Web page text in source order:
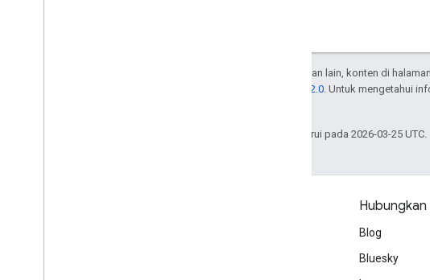
Kecuali dinyatakan lain, konten di
Lisensi Apache 2.0 . Untuk mengetahui
Terakhir diperbarui pada 2026-03-25 UTC.
Hubungkan
Blog
Bluesky